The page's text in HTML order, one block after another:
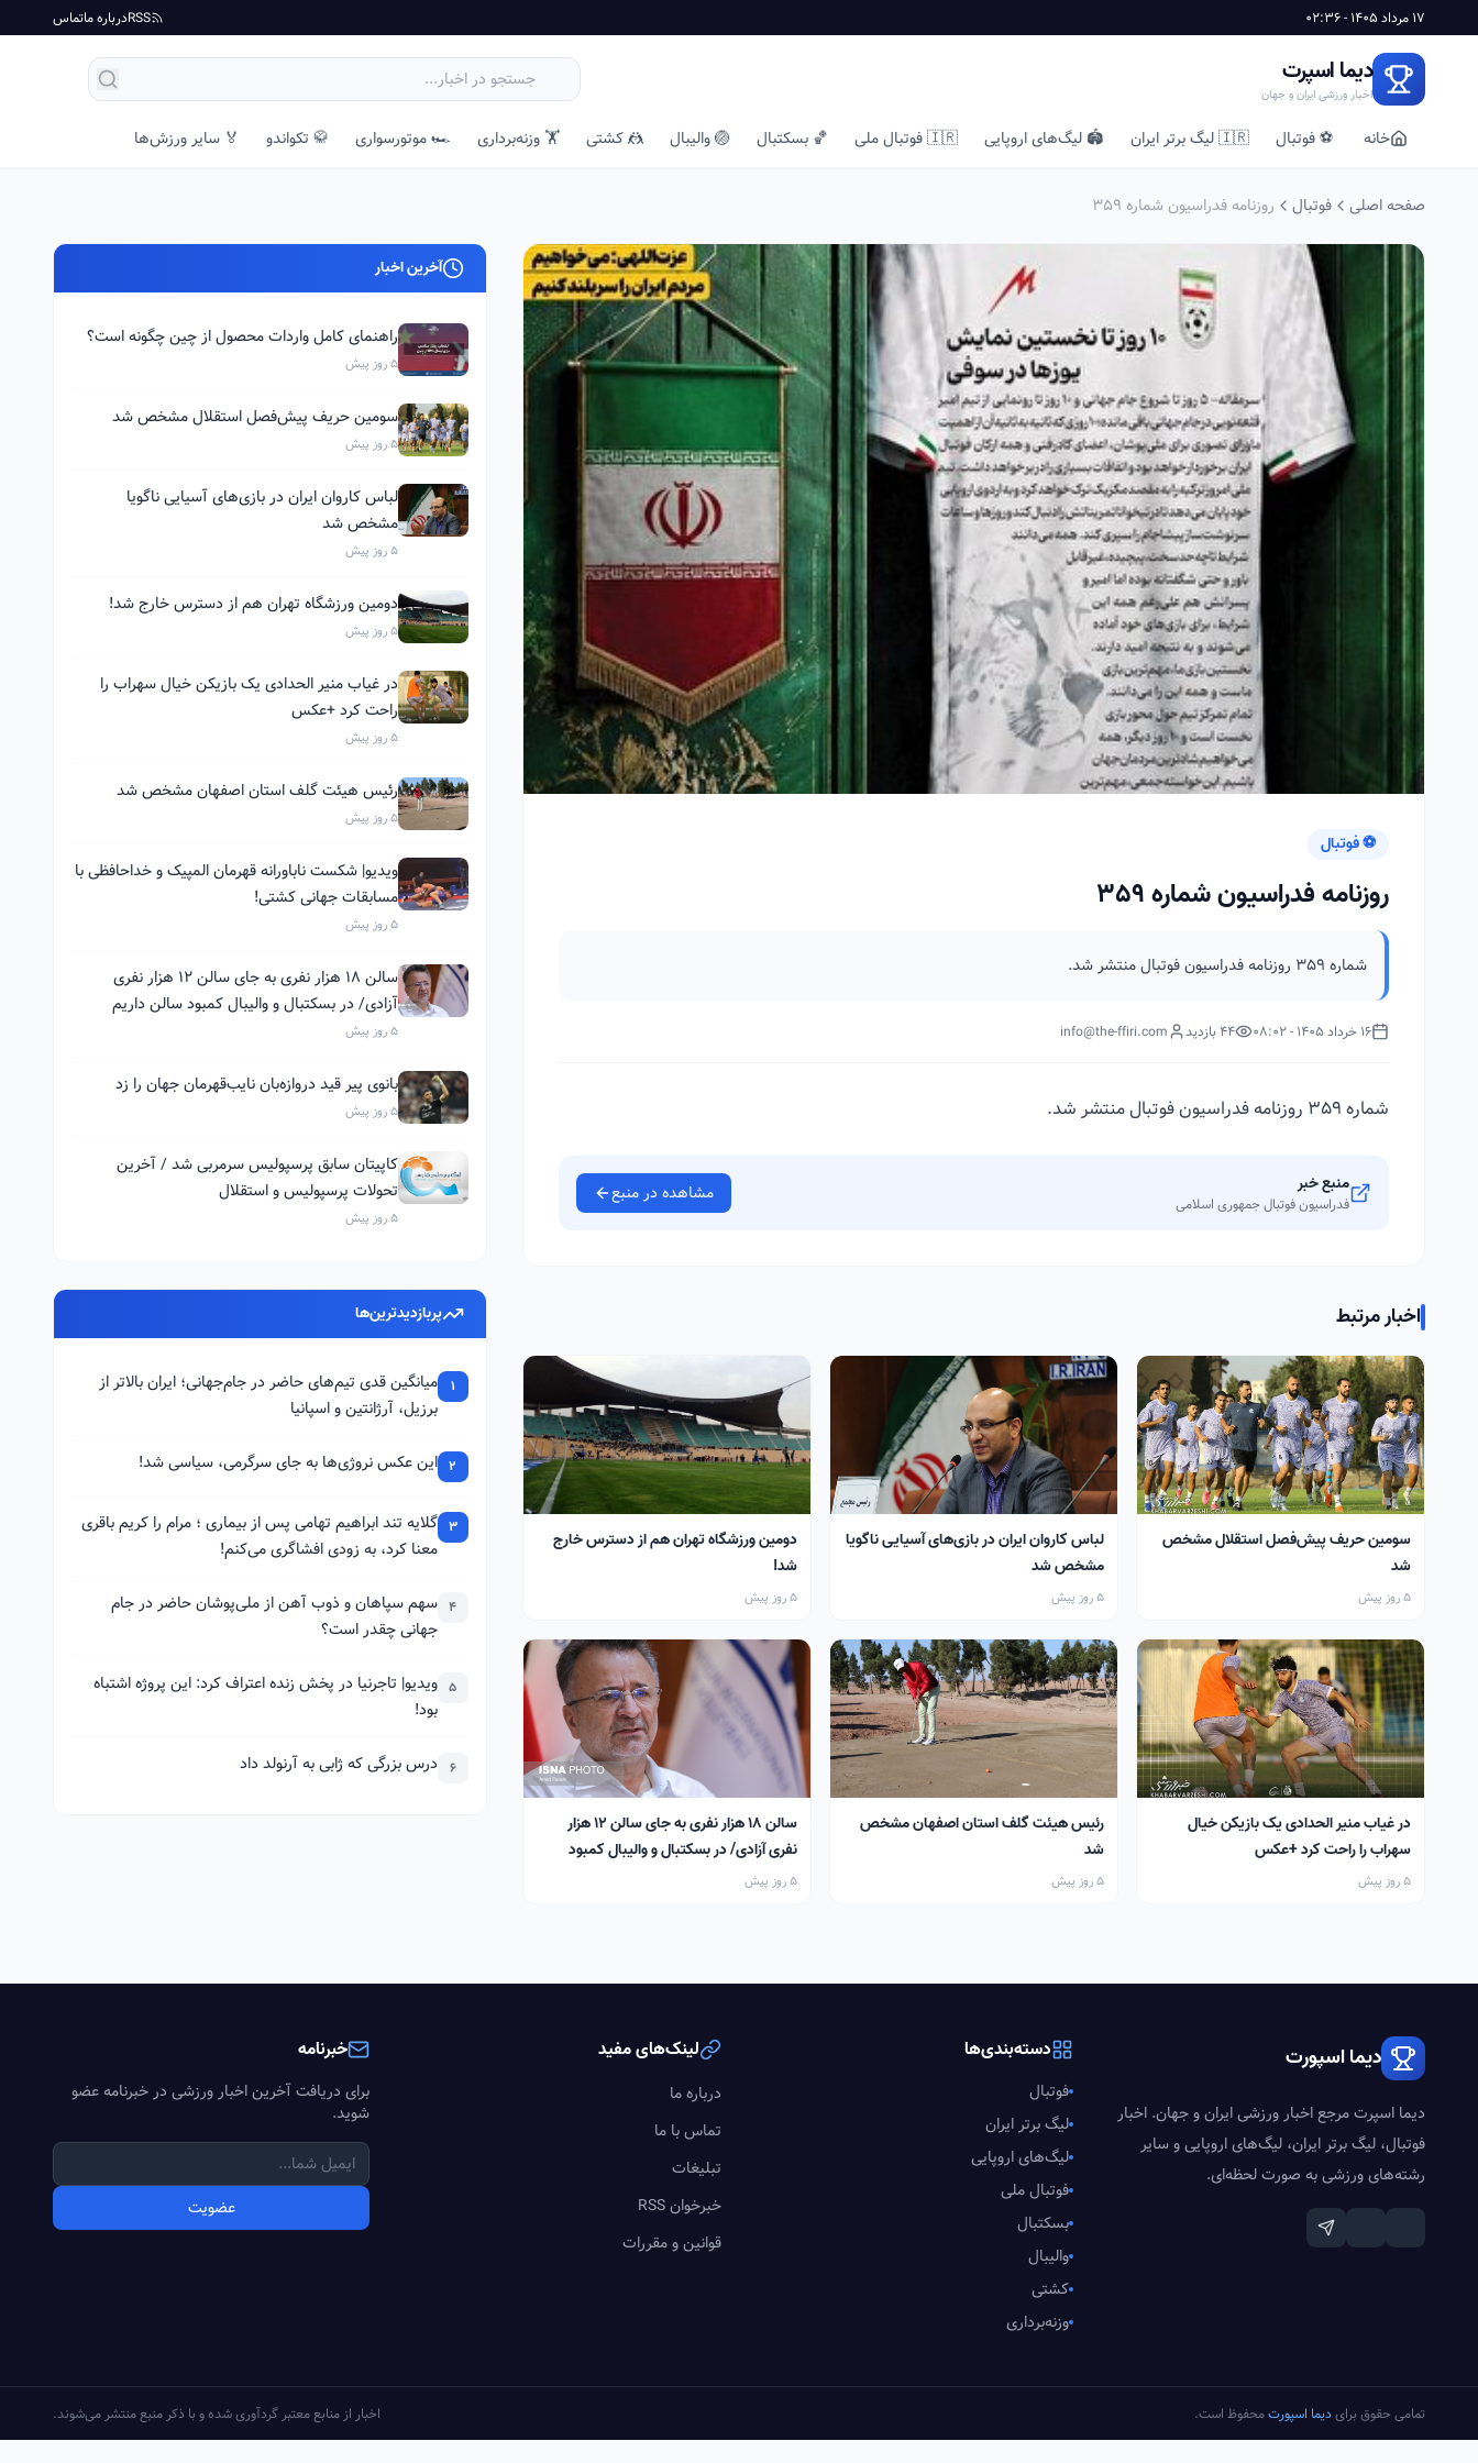
17 مرداد 1405 - 02:36 RSSدرباره ماتماس
دیما اسپرت
اخبار ورزشی ایران و جهان
خانه ⚽ فوتبال 🇮🇷 لیگ برتر ایران 🏟️ لیگ‌های اروپایی 🇮🇷 فوتبال ملی 🏀 بسکتبال 🏐 والیبال 🤼 کشتی 🏋️ وزنه‌برداری 🏎️ موتورسواری 🥋 تکواندو 🏅 سایر ورزش‌ها
صفحه اصلی فوتبال روزنامه فدراسیون شماره 359
⚽ فوتبال
روزنامه فدراسیون شماره 359
شماره 359 روزنامه فدراسیون فوتبال منتشر شد.
16 خرداد 1405 - 08:02 44 بازدید info@the-ffiri.com
شماره 359 روزنامه فدراسیون فوتبال منتشر شد.
منبع خبر
فدراسیون فوتبال جمهوری اسلامی مشاهده در منبع
اخبار مرتبط
سومین حریف پیش‌فصل استقلال مشخص
شد
5 روز پیش
لباس کاروان ایران در بازی‌های آسیایی ناگویا
مشخص شد
5 روز پیش
دومین ورزشگاه تهران هم از دسترس خارج
شد!
5 روز پیش
در غیاب منیر الحدادی یک بازیکن خیال
سهراب را راحت کرد +عکس
5 روز پیش
رئیس هیئت گلف استان اصفهان مشخص
شد
5 روز پیش
سالن ۱۸ هزار نفری به جای سالن ۱۲ هزار
نفری آزادی/ در بسکتبال و والیبال کمبود
سالن داریم
5 روز پیش
آخرین اخبار
راهنمای کامل واردات محصول از چین چگونه است؟
5 روز پیش
سومین حریف پیش‌فصل استقلال مشخص شد
5 روز پیش
لباس کاروان ایران در بازی‌های آسیایی ناگویا
مشخص شد
5 روز پیش
دومین ورزشگاه تهران هم از دسترس خارج شد!
5 روز پیش
در غیاب منیر الحدادی یک بازیکن خیال سهراب را
راحت کرد +عکس
5 روز پیش
رئیس هیئت گلف استان اصفهان مشخص شد
5 روز پیش
ویدیو| شکست ناباورانه قهرمان المپیک و خداحافظی با
مسابقات جهانی کشتی!
5 روز پیش
سالن ۱۸ هزار نفری به جای سالن ۱۲ هزار نفری
آزادی/ در بسکتبال و والیبال کمبود سالن داریم
5 روز پیش
بانوی پیر قید دروازه‌بان نایب‌قهرمان جهان را زد
5 روز پیش
کاپیتان سابق پرسپولیس سرمربی شد / آخرین
تحولات پرسپولیس و استقلال
5 روز پیش
پربازدیدترین‌ها
1
میانگین قدی تیم‌های حاضر در جام‌جهانی؛ ایران بالاتر از
برزیل، آرژانتین و اسپانیا
2 این عکس نروژی‌ها به جای سرگرمی، سیاسی شد!
3 گلایه تند ابراهیم تهامی پس از بیماری ؛ مرام را کریم باقری
معنا کرد، به زودی افشاگری می‌کنم!
4 سهم سپاهان و ذوب آهن از ملی‌پوشان حاضر در جام
جهانی چقدر است؟
5 ویدیو| تاجرنیا در پخش زنده اعتراف کرد: این پروژه اشتباه
بود!
6 درس بزرگی که ژابی به آرنولد داد
دیما اسپورت
دیما اسپرت مرجع اخبار ورزشی ایران و جهان. اخبار
فوتبال، لیگ برتر ایران، لیگ‌های اروپایی و سایر
رشته‌های ورزشی به صورت لحظه‌ای.
دسته‌بندی‌ها
فوتبال
لیگ برتر ایران
لیگ‌های اروپایی
فوتبال ملی
بسکتبال
والیبال
کشتی
وزنه‌برداری
لینک‌های مفید
درباره ما
تماس با ما
تبلیغات
خبرخوان RSS
قوانین و مقررات
خبرنامه
برای دریافت آخرین اخبار ورزشی در خبرنامه عضو
شوید.
عضویت
تمامی حقوق برایدیما اسپورتمحفوظ است. اخبار از منابع معتبر گردآوری شده و با ذکر منبع منتشر می‌شوند.